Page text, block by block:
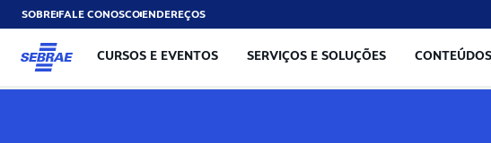
SOBREFALE CONOSCOENDEREÇOS
CURSOS E EVENTOS SERVIÇOS E SOLUÇÕES